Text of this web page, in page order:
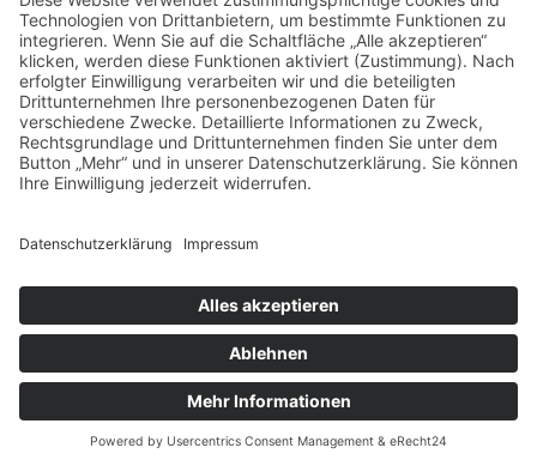
vorpommerncloud ist eine Marke der:
msisdesign. GmbH & Co. KGAlte Dorfstraße 19 a
Jetzt mehr erfahren:
Wir bieten flexible, sichere und zukunftsfähige IT-
Lösungen für Unternehmen, öffentliche
Einrichtungen und Ämter – regional betreut,
zuverlässig umgesetzt und individuell auf Ihre